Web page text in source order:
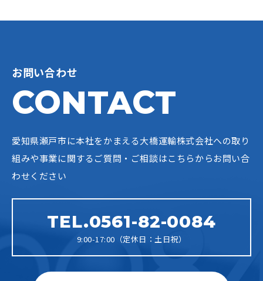
お問い合わせ
CONTACT
愛知県瀬戸市に本社をかまえる大橋運輸株式会社への取り
組みや事業に関するご質問・ご相談はこちらからお問い合
わせください
TEL.0561-82-0084
9:00-17:00（定休日：土日祝）